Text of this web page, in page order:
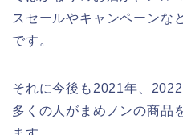
スセールやキャンペーンな
です。
それに今後も2021年、
多くの人がまめノンの商品